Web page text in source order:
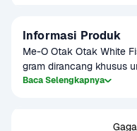
Informasi Produk
Me-O Otak Otak White
gram dirancang khusus
anak kucing.
cocok untuk kucing
Baca Selengkapnya